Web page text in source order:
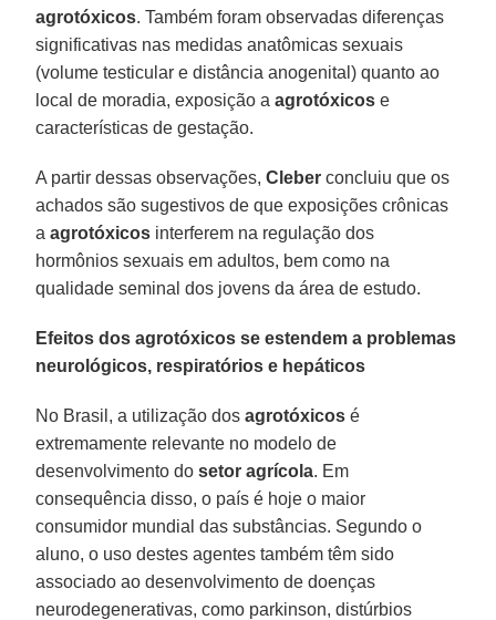
agrotóxicos. Também foram observadas diferenças
significativas nas medidas anatômicas sexuais
(volume testicular e distância anogenital) quanto ao
local de moradia, exposição aagrotóxicos e
características de gestação.
A partir dessas observações,Cleber concluiu que os
achados são sugestivos de que exposições crônicas
aagrotóxicos interferem na regulação dos
hormônios sexuais em adultos, bem como na
qualidade seminal dos jovens da área de estudo.
Efeitos dos agrotóxicos se estendem a problemas
neurológicos, respiratórios e hepáticos
No Brasil, a utilização dosagrotóxicos é
extremamente relevante no modelo de
desenvolvimento dosetor agrícola. Em
consequência disso, o país é hoje o maior
consumidor mundial das substâncias. Segundo o
aluno, o uso destes agentes também têm sido
associado ao desenvolvimento de doenças
neurodegenerativas, como parkinson, distúrbios